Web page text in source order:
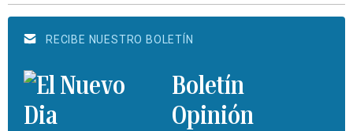
RECIBE NUESTRO BOLETÍN
Boletín
Opinión